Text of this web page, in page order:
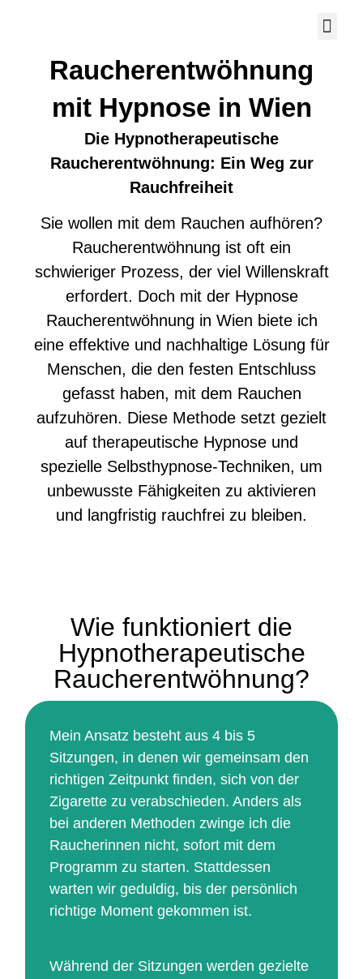
Raucherentwöhnung
mit Hypnose in Wien​
Die Hypnotherapeutische
Raucherentwöhnung: Ein Weg zur
Rauchfreiheit
Sie wollen mit dem Rauchen aufhören?
Raucherentwöhnung ist oft ein
schwieriger Prozess, der viel Willenskraft
erfordert. Doch mit der Hypnose
Raucherentwöhnung in Wien biete ich
eine effektive und nachhaltige Lösung für
Menschen, die den festen Entschluss
gefasst haben, mit dem Rauchen
aufzuhören. Diese Methode setzt gezielt
auf therapeutische Hypnose und
spezielle Selbsthypnose-Techniken, um
unbewusste Fähigkeiten zu aktivieren
und langfristig rauchfrei zu bleiben.
Wie funktioniert die
Hypnotherapeutische
Raucherentwöhnung?
Mein Ansatz besteht aus 4 bis 5
Sitzungen, in denen wir gemeinsam den
richtigen Zeitpunkt finden, sich von der
Zigarette zu verabschieden. Anders als
bei anderen Methoden zwinge ich die
Raucherinnen nicht, sofort mit dem
Programm zu starten. Stattdessen
warten wir geduldig, bis der persönlich
richtige Moment gekommen ist.
Während der Sitzungen werden gezielte